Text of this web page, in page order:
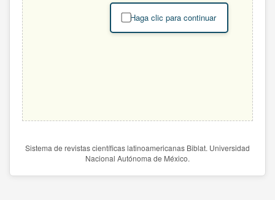
Haga clic para continuar
Sistema de revistas científicas latinoamericanas Biblat. Universidad
Nacional Autónoma de México.